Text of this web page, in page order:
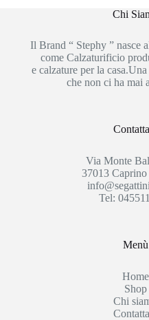
Chi
Il Brand “ Stephy ” nasce
come Calzaturificio
e calzature per la
che non ci ha mai
Via Monte
37013 Caprino
Tel:
Menù
Home
Shop
Chi